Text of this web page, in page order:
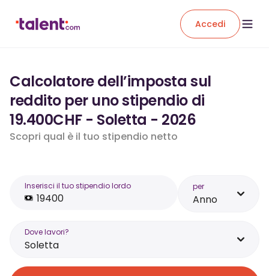
Accedi
Calcolatore dell’imposta sul
reddito per uno stipendio di
19.400CHF - Soletta - 2026
Scopri qual è il tuo stipendio netto
Inserisci il tuo stipendio lordo per
Anno
Dove lavori?
Soletta